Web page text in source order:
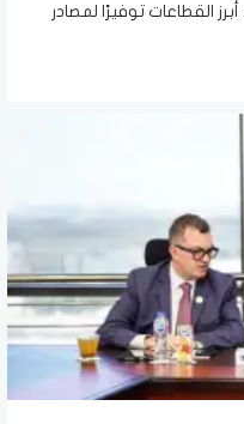
القطاعات توفيرًا لمصادر